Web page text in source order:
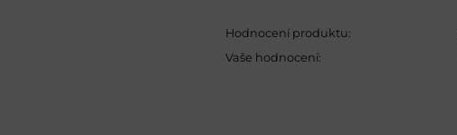
Hodnocení produktu:
Vaše hodnocení: